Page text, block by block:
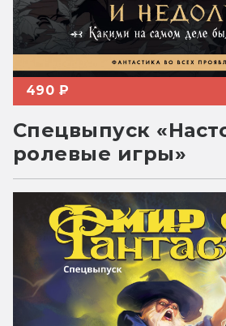
490 ₽
Спецвыпуск
ролевые игры»